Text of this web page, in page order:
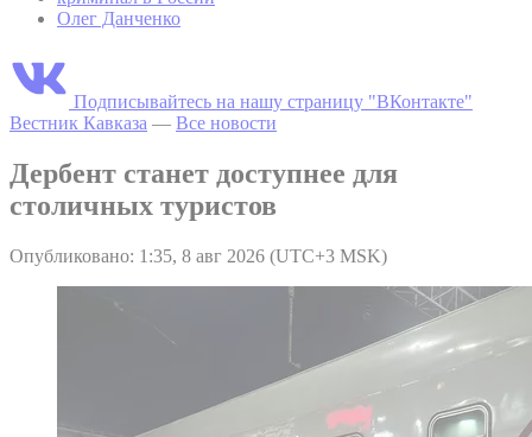
Олег Данченко
Подписывайтесь на нашу страницу "ВКонтакте"
Вестник Кавказа — Все новости
Дербент станет доступнее для
столичных туристов
Опубликовано: 1:35, 8 авг 2026 (UTC+3 MSK)